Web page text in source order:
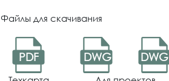
Файлы для скачивания
PDF DWG DWG